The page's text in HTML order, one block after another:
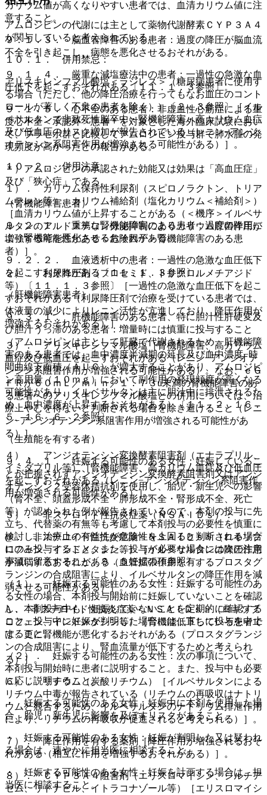
アムロジピンの代謝には主として薬物代謝酵素ＣＹＰ３Ａ４
が関与していると考えられている。
１０．１． 併用禁忌：
アリスキレンフマル酸塩＜ラジレス＞（糖尿病患者に使用す
る場合（ただし、他の降圧治療を行ってもなお血圧のコント
ロールが著しく不良の患者を除く））〔２．３参照〕［イル
ベサルタンで非致死性脳卒中・腎機能障害・高カリウム血症
及び低血圧のリスク増加が報告されている（レニン−アンジ
オテンシン系阻害作用が増強される可能性がある）］。
１０．２． 併用注意：
１）． カリウム保持性利尿剤（スピロノラクトン、トリア
ムテレン等）、カリウム補給剤（塩化カリウム＜補給剤＞）
［血清カリウム値が上昇することがある（＜機序＞イルベサ
ルタンのアルドステロン分泌抑制によりカリウム貯留作用が
増強する可能性がある＜危険因子＞腎機能障害のある患
者）］。
２）． 利尿降圧剤（フロセミド、トリクロルメチアジド
等）〔１１．１．３参照〕［一過性の急激な血圧低下を起こ
すおそれがある（利尿降圧剤で治療を受けている患者では、
体液量の減少によりレニン活性が亢進しており、降圧作用が
増強するおそれがある）］。
３）． アリスキレンフマル酸塩［腎機能障害、高カリウム
血症及び低血圧を起こすおそれがある（レニン−アンジオテ
ンシン系阻害作用が増強される可能性がある）。なお、ｅＧ
ＦＲが６０ｍＬ／ｍｉｎ／１．７３u未満の腎機能障害のあ
る患者へのアリスキレンフマル酸塩との併用については、治
療上やむを得ないと判断される場合を除き避けること（レニ
ン−アンジオテンシン系阻害作用が増強される可能性があ
る）］。
４）． アンジオテンシン変換酵素阻害剤（エナラプリル、
イミダプリル等）［腎機能障害、高カリウム血症及び低血圧
を起こすおそれがある（レニン−アンジオテンシン系阻害作
用が増強される可能性がある）］。
５）． 非ステロイド性抗炎症薬（ＮＳＡＩＤｓ）：
@． 非ステロイド性抗炎症薬＜ＮＳＡＩＤｓ＞（ロキソプ
ロフェン、インドメタシン等）［イルベサルタンの降圧作用
が減弱するおそれがある（血管拡張作用を有するプロスタグ
ランジンの合成阻害により、イルベサルタンの降圧作用を減
弱させる可能性がある）］。
A． 非ステロイド性抗炎症薬＜ＮＳＡＩＤｓ＞（ロキソプ
ロフェン、インドメタシン等）［腎機能低下している患者で
は、更に腎機能が悪化するおそれがある（プロスタグランジ
ンの合成阻害により、腎血流量が低下するためと考えられ
る）］。
６）． リチウム（炭酸リチウム）［イルベサルタンによる
リチウム中毒が報告されている（リチウムの再吸収はナトリ
ウムと競合するため、イルベサルタンのナトリウム排泄作用
により、リチウムの再吸収が促進されると考えられる）］。
７）． 降圧作用を有する薬剤［降圧作用が増強されるおそ
れがある（相互に作用を増強するおそれがある）］。
８）． ＣＹＰ３Ａ４阻害剤（エリスロマイシン、ジルチア
ゼム、リトナビル、イトラコナゾール等）［エリスロマイシ
カリウム値が高くなりやすい患者では、血清カリウム値に注
意すること。
９．１．３． 脳血管障害のある患者：過度の降圧が脳血流
不全を引き起こし、病態を悪化させるおそれがある。
９．１．４． 厳重な減塩療法中の患者：一過性の急激な血
圧低下を起こすおそれがある〔１１．１．３参照〕。
９．１．５． 心不全のある患者：非虚血性心筋症による重
度心不全＜承認外＞患者＊を対象とした海外臨床試験におい
て、プラセボ群と比較してアムロジピン投与群で肺水腫の発
現頻度が高かったとの報告がある。
＊）アムロジピンの承認された効能又は効果は「高血圧症」
及び「狭心症」である。
（腎機能障害患者）
９．２．１． 重篤な腎機能障害のある患者：過度の降圧に
より腎機能を悪化させるおそれがある。
９．２．２． 血液透析中の患者：一過性の急激な血圧低下
を起こすおそれがある〔１１．１．３参照〕。
（肝機能障害患者）
９．３．１． 肝機能障害のある患者、特に胆汁性肝硬変及
び胆汁うっ滞のある患者：増量時には慎重に投与すること
（アムロジピンは主として肝臓で代謝されるため、肝機能障
害のある患者では、血中濃度半減期の延長及び血中濃度−時
間曲線下面積（ＡＵＣ）が増大することがあり、アムロジピ
ン高用量（１０ｍｇ）において副作用の発現頻度が高くなる
可能性があり、イルベサルタンは主に胆汁中に排泄されるた
め、血中濃度が上昇するおそれがある）〔１１．２、１６．
５、１６．６．２参照〕。
（生殖能を有する者）
９．４．１． 妊娠する可能性のある女性：妊娠しているこ
とが把握されずアンジオテンシン変換酵素阻害剤又はアンジ
オテンシン２受容体拮抗剤を使用し、胎児・新生児への影響
（腎不全、頭蓋形成不全・肺形成不全・腎形成不全、死亡
等）が認められた例が報告されているので、本剤の投与に先
立ち、代替薬の有無等も考慮して本剤投与の必要性を慎重に
検討し、治療上の有益性が危険性を上回ると判断される場合
にのみ投与すること。また、投与が必要な場合には次の注意
事項に留意すること〔９．５妊婦の項参照〕。
（１）． 妊娠する可能性のある女性：妊娠する可能性のあ
る女性の場合、本剤投与開始前に妊娠していないことを確認
し、本剤投与中も、妊娠していないことを定期的に確認する
こと。投与中に妊娠が判明した場合には、直ちに投与を中止
すること。
（２）． 妊娠する可能性のある女性：次の事項について、
本剤投与開始時に患者に説明すること。また、投与中も必要
に応じ説明すること。
・ 妊娠する可能性のある女性：妊娠中に本剤を使用した場
合、胎児・新生児に影響を及ぼすリスクがあること。
・ 妊娠する可能性のある女性：妊娠が判明した又は疑われ
る場合は、速やかに担当医に相談すること。
・ 妊娠する可能性のある女性：妊娠を計画する場合は、担
当医に相談すること。